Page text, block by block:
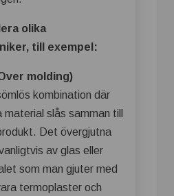
olika
till exempel:
molding)
kombination där
slås samman till
Det övergjutna
av glas eller
som man gjuter med
termoplaster och